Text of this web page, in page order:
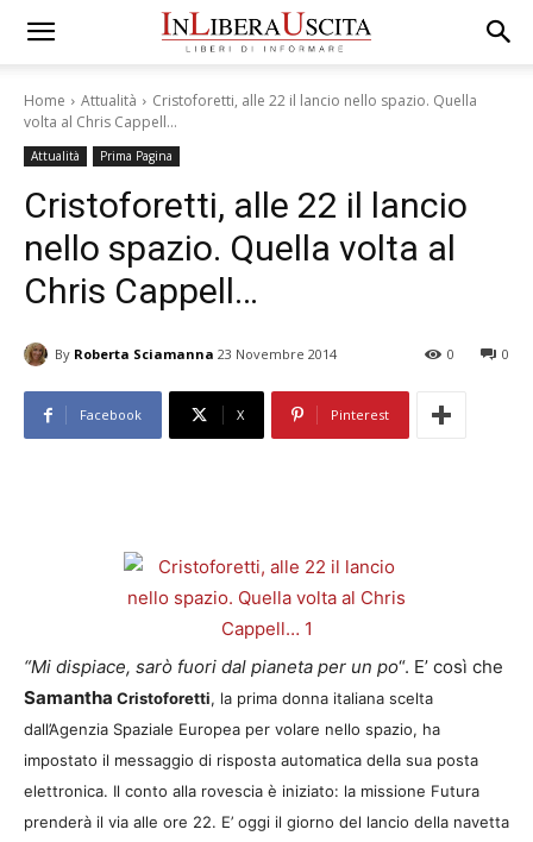
Home Attualità
Cristoforetti, alle 22 il lancio nello spazio. Quella
volta al Chris Cappell…
Attualità Prima Pagina
Cristoforetti, alle 22 il lancio
nello spazio. Quella volta al
Chris Cappell…
By Roberta Sciamanna 23 Novembre 2014 0
0
Facebook X Pinterest
“Mi dispiace, sarò fuori dal pianeta per un po“. E’ così che
Samantha Cristoforetti, la prima donna italiana scelta
dall’Agenzia Spaziale Europea per volare nello spazio, ha
impostato il messaggio di risposta automatica della sua posta
elettronica. Il conto alla rovescia è iniziato: la missione Futura
prenderà il via alle ore 22. E’ oggi il giorno del lancio della navetta